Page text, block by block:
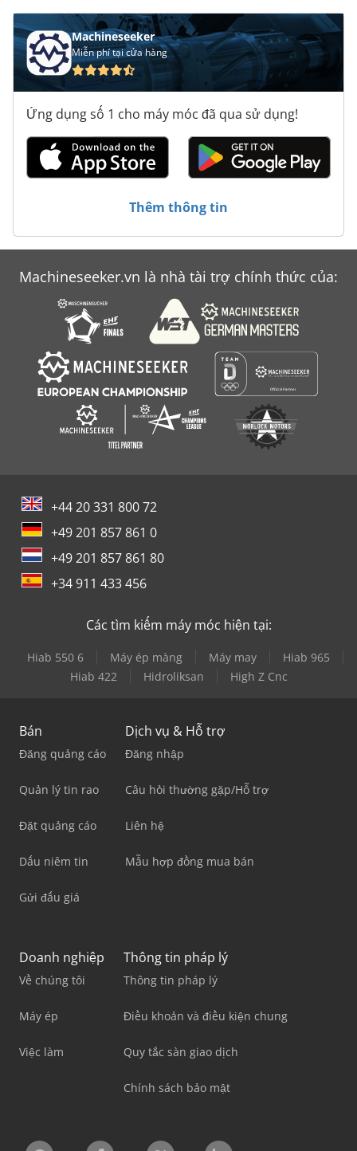
Machineseeker
Miễn phí tại cửa hàng
Ứng dụng số 1 cho máy móc đã qua sử dụng!
Thêm thông tin
Machineseeker.vn là nhà tài trợ chính thức của:
+44 20 331 800 72
+49 201 857 861 0
+49 201 857 861 80
+34 911 433 456
Các tìm kiếm máy móc hiện tại:
Hiab 550 6 Máy ép màng Máy may
Hiab 965
Hiab 422
Hidroliksan High Z Cnc
Bán
Đăng quảng cáo
Quản lý tin rao
Đặt quảng cáo
Dấu niêm tin
Gửi đấu giá
Dịch vụ & Hỗ trợ
Đăng nhập
Câu hỏi thường gặp/Hỗ trợ
Liên hệ
Mẫu hợp đồng mua bán
Doanh nghiệp
Về chúng tôi
Máy ép
Việc làm
Thông tin pháp lý
Thông tin pháp lý
Điều khoản và điều kiện chung
Quy tắc sàn giao dịch
Chính sách bảo mật